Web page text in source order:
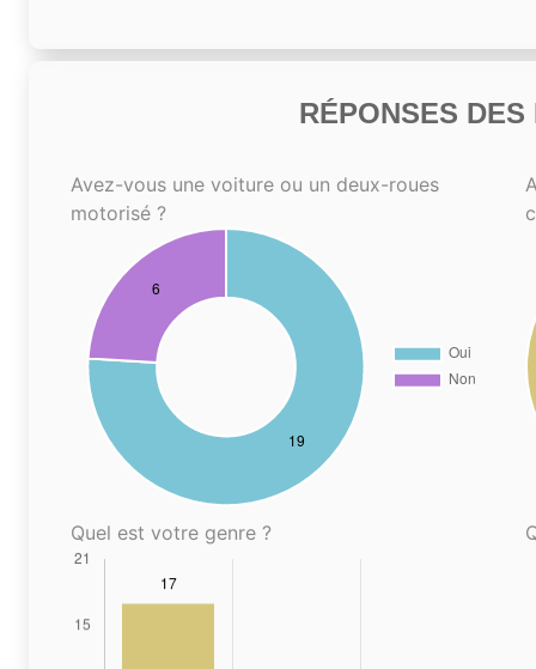
RÉPONSES
Avez-vous une voiture ou un deux-roues
motorisé ?
Quel est votre genre ?